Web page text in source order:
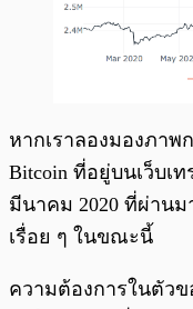
หากเราลองมองภาพ
Bitcoin ที่อยู่บนเว็บเ
มีนาคม 2020 ที่ผ่าน
เรื่อย ๆ ในขณะนี้
ความต้องการในตัวข